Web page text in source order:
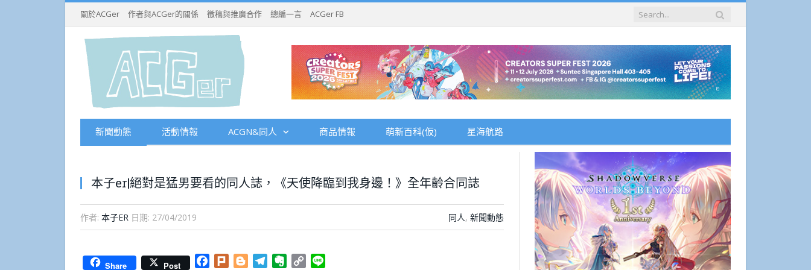
關於ACGer 作者與ACGer的關係 徵稿與推廣合作 總編一言 ACGer FB
新聞動態 活動情報 ACGN&同人 商品情報 萌新百科(仮) 星海航路
本子er|絕對是猛男要看的同人誌，《天使降臨到我身邊！》全年齡合同誌
作者: 本子ER 日期: 27/04/2019 同人, 新聞動態
Share Post Facebook
Plurk BloggerTelegramEvernote
Copy